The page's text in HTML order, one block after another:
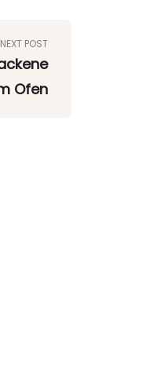
NEXT POST
Ofen